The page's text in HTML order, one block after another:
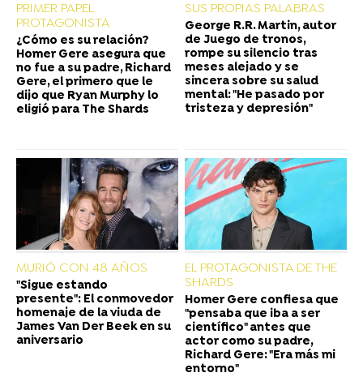
PRIMER PAPEL
PROTAGONISTA
¿Cómo es su relación?
Homer Gere asegura que
no fue a su padre, Richard
Gere, el primero que le
dijo que Ryan Murphy lo
eligió para The Shards
SUS PROPIAS PALABRAS
George R.R. Martin, autor
de Juego de tronos,
rompe su silencio tras
meses alejado y se
sincera sobre su salud
mental: "He pasado por
tristeza y depresión"
MURIÓ CON 48 AÑOS
"Sigue estando
presente": El conmovedor
homenaje de la viuda de
James Van Der Beek en su
aniversario
EL PROTAGONISTA DE THE
SHARDS
Homer Gere confiesa que
"pensaba que iba a ser
científico" antes que
actor como su padre,
Richard Gere: "Era más mi
entorno"